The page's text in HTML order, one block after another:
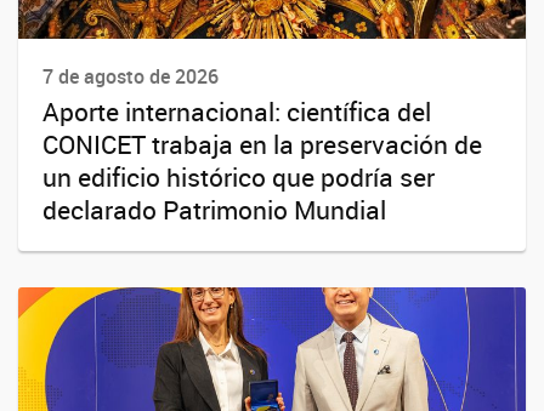
7 de agosto de 2026
Aporte internacional: científica del
CONICET trabaja en la preservación de
un edificio histórico que podría ser
declarado Patrimonio Mundial